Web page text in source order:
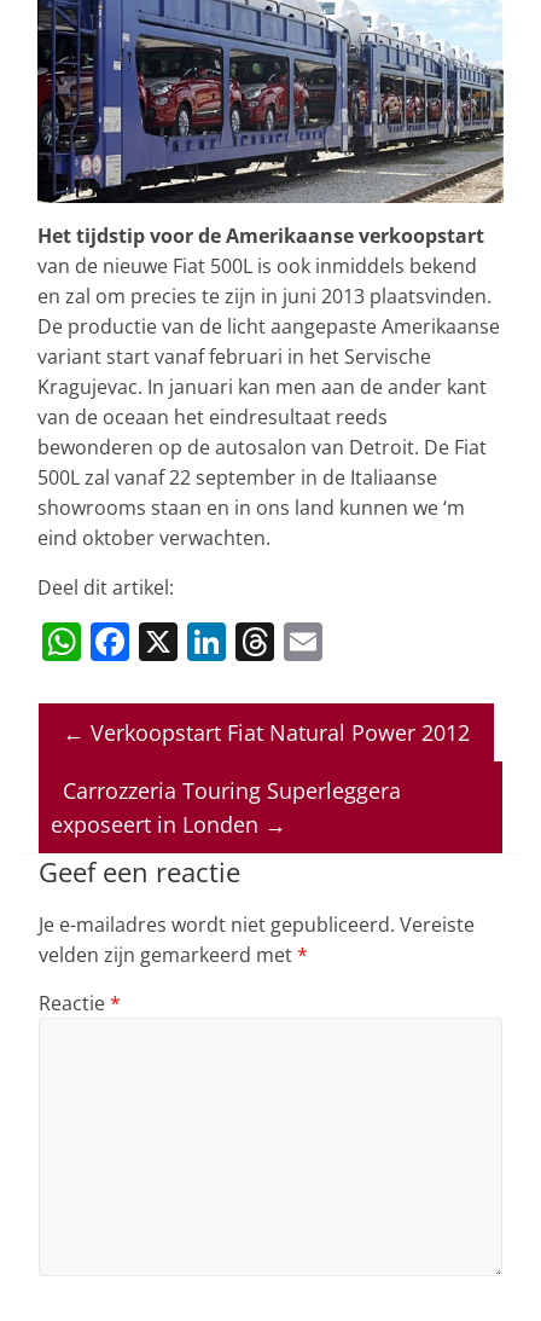
Het tijdstip voor de Amerikaanse verkoopstart
van de nieuwe Fiat 500L is ook inmiddels bekend
en zal om precies te zijn in juni 2013 plaatsvinden.
De productie van de licht aangepaste Amerikaanse
variant start vanaf februari in het Servische
Kragujevac. In januari kan men aan de ander kant
van de oceaan het eindresultaat reeds
bewonderen op de autosalon van Detroit. De Fiat
500L zal vanaf 22 september in de Italiaanse
showrooms staan en in ons land kunnen we ‘m
eind oktober verwachten.
Deel dit artikel:
W
at
s
A
p
p
F
c
e
b
o
o
k
X Li
k
e
dI
n
T
re
a
d
s
ai
l
← Verkoopstart Fiat Natural Power 2012
Carrozzeria Touring Superleggera
exposeert in Londen →
Geef een reactie
Je e-mailadres wordt niet gepubliceerd. Vereiste
velden zijn gemarkeerd met*
Reactie*